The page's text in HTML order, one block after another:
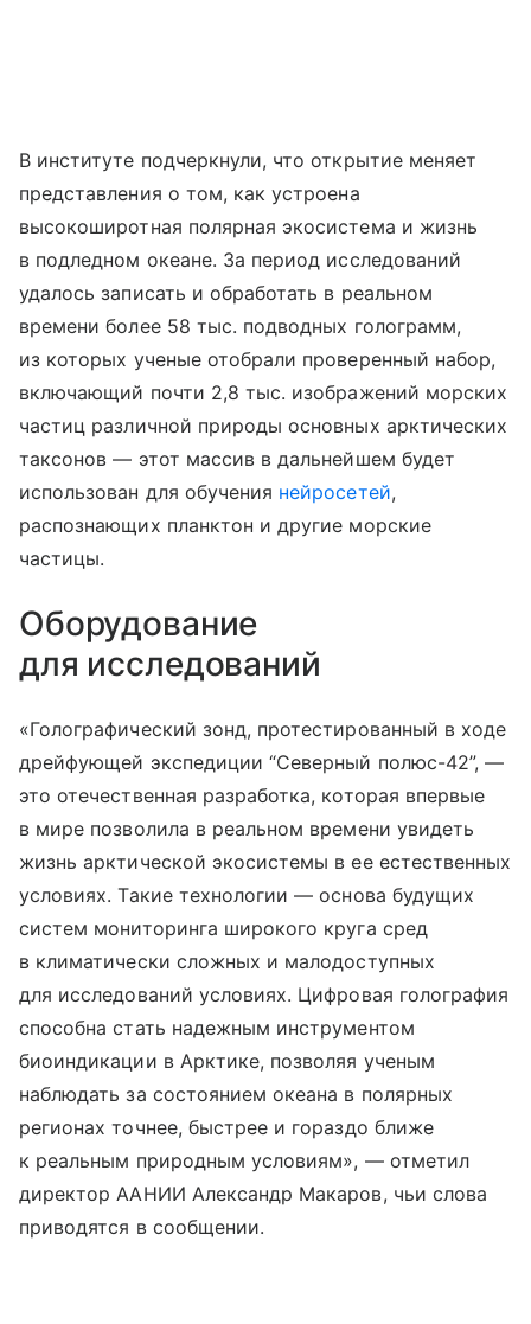
В институте подчеркнули, что открытие меняет
представления о том, как устроена
высокоширотная полярная экосистема и жизнь
в подледном океане. За период исследований
удалось записать и обработать в реальном
времени более 58 тыс. подводных голограмм,
из которых ученые отобрали проверенный набор,
включающий почти 2,8 тыс. изображений морских
частиц различной природы основных арктических
таксонов — этот массив в дальнейшем будет
использован для обучения нейросетей,
распознающих планктон и другие морские
частицы.
Оборудование
для исследований
«Голографический зонд, протестированный в ходе
дрейфующей экспедиции “Северный полюс-42”, —
это отечественная разработка, которая впервые
в мире позволила в реальном времени увидеть
жизнь арктической экосистемы в ее естественных
условиях. Такие технологии — основа будущих
систем мониторинга широкого круга сред
в климатически сложных и малодоступных
для исследований условиях. Цифровая голография
способна стать надежным инструментом
биоиндикации в Арктике, позволяя ученым
наблюдать за состоянием океана в полярных
регионах точнее, быстрее и гораздо ближе
к реальным природным условиям», — отметил
директор ААНИИ Александр Макаров, чьи слова
приводятся в сообщении.